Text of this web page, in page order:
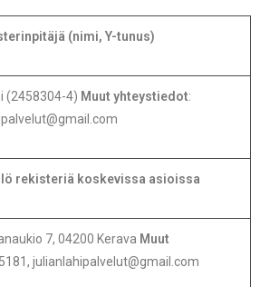
(nimi, Y-tunus)
(2458304-4) Muut yhteystiedot:
rekisteriä koskevissa asioissa
7, 04200 Kerava Muut
julianlahipalvelut@gmail.com